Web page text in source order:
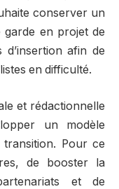
conserver un
en projet de
afin de
en difficulté.
et rédactionnelle
un modèle
Pour ce
de booster la
et de